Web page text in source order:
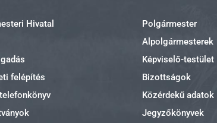
Hivatal
felépítés
Polgármester
Alpolgármesterek
Képviselő-testület
Bizottságok
Közérdekű adatok
Jegyzőkönyvek